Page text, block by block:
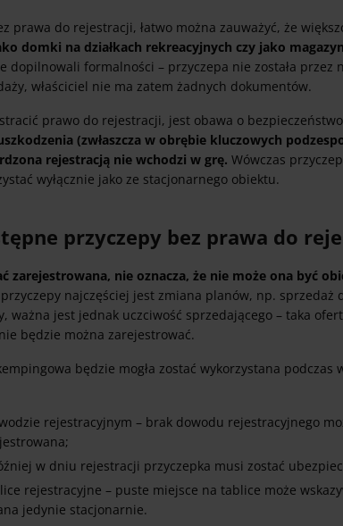
prawa do rejestracji, łatwo można zauważyć, że
domki na działkach rekreacyjnych czy jako
dopilnowali formalności – przyczepa nie została przez
właściciel nie ma zatem żadnych dokumentów.
prawo do rejestracji, jest obawa o
(zwłaszcza w obrębie kluczowych
rejestracją nie wchodzi w grę. Wówczas
wyłącznie jako ze stacjonarnego obiektu.
przyczepy bez prawa do
zarejestrowana, nie oznacza, że nie może ona być
najczęściej jest zmiana planów, np. sprzedaż
ważna jest jednak uczciwość sprzedającego – taka
będzie można zarejestrować.
będzie mogła zostać wykorzystana podczas
rejestracyjnym – brak dowodu rejestracyjnego
w dniu rejestracji przyczepka musi zostać
rejestracyjne – puste miejsce na tablice może
jedynie stacjonarnie.